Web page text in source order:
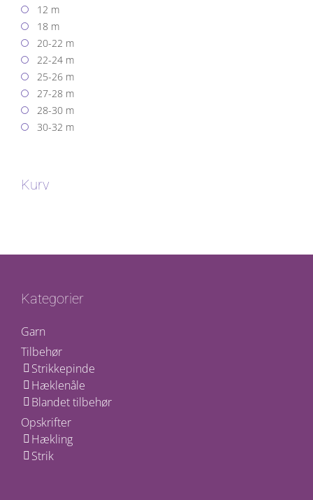
12 m
18 m
20-22 m
22-24 m
25-26 m
27-28 m
28-30 m
30-32 m
Kurv
Kategorier
Garn
Tilbehør
Strikkepinde
Hæklenåle
Blandet tilbehør
Opskrifter
Hækling
Strik